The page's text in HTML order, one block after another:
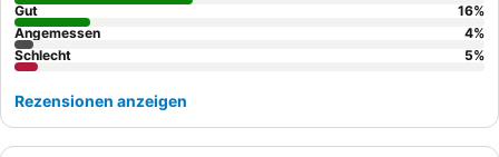
Gut
16%
Angemessen
4%
Schlecht
5%
Rezensionen anzeigen